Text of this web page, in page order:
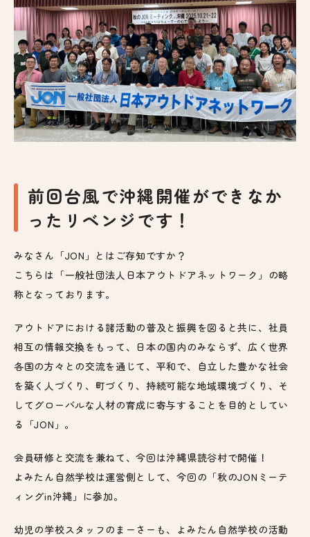
前回台風で沖縄開催ができなか
ったリベンジです！
みなさん「JON」とはご存知ですか？
こちらは「一般社団法人日本アウトドアネットワーク」の略
称となっております。
アウトドアにおける諸活動の普及と振興を図ると共に、社員
相互の情報交換をもって、日本の国内のみならず、広く世界
各国の方々との交流を通じて、平和で、自立した豊かな社会
を築く人づくり、町づくり、持続可能な地域環境づくり、そ
してグローバルな人材の育成に寄与することを目的としてい
る「JON」。
会員研修と交流を兼ねて、今回は沖縄県読谷村で開催！
よみたん自然学校は運営側として、今回の「秋のJONミーテ
ィングin沖縄」に参加。
幼児の学校スタッフのまーさーも、よみたん自然学校の活動